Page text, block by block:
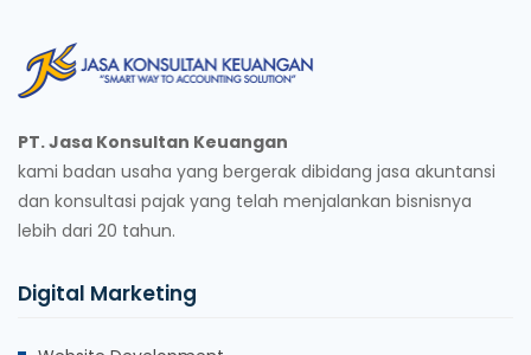
PT. Jasa Konsultan Keuangan
kami badan usaha yang bergerak dibidang jasa akuntansi
dan konsultasi pajak yang telah menjalankan bisnisnya
lebih dari 20 tahun.
Digital Marketing